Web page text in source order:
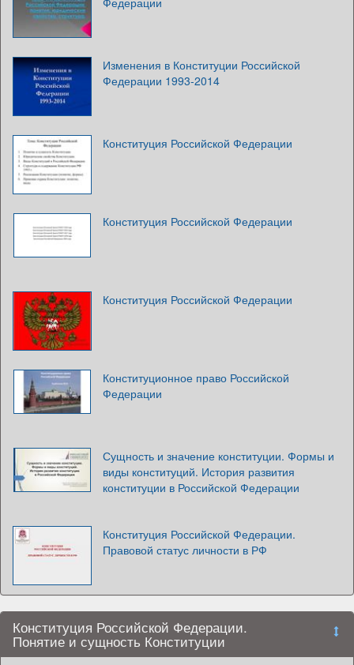
Изменения в Конституции Российской
Федерации 1993-2014
Конституция Российской Федерации
Конституция Российской Федерации
Конституция Российской Федерации
Конституционное право Российской
Федерации
Сущность и значение конституции. Формы и
виды конституций. История развития
конституции в Российской Федерации
Конституция Российской Федерации.
Правовой статус личности в РФ
Конституция Российской Федерации.
Понятие и сущность Конституции